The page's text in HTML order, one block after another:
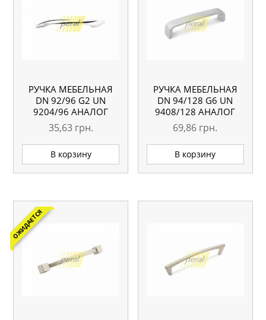
РУЧКА МЕБЕЛЬНАЯ
DN 92/96 G2 UN
9204/96 АНАЛОГ
35,63 грн.
В корзину
РУЧКА МЕБЕЛЬНАЯ
DN 94/128 G6 UN
9408/128 АНАЛОГ
69,86 грн.
В корзину
ОЖИДАЕТСЯ